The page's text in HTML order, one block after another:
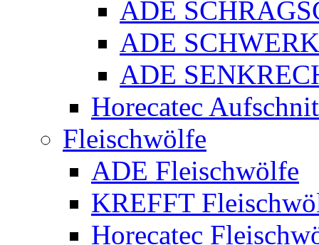
ADE
ADE
ADE
Horecatec
Fleischwölfe
ADE Fleischwölfe
KREFFT
Horecatec